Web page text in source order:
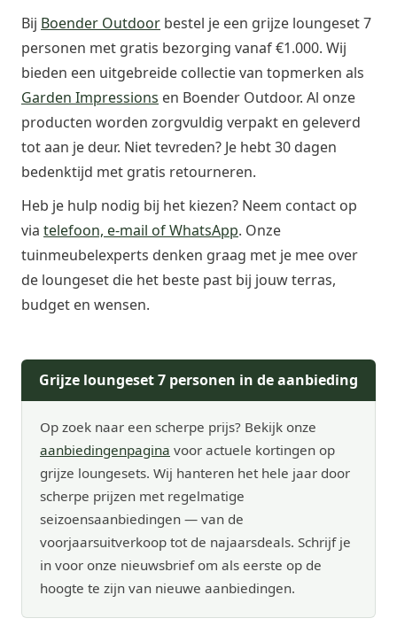
Bij Boender Outdoor bestel je een grijze loungeset 7
personen met gratis bezorging vanaf €1.000. Wij
bieden een uitgebreide collectie van topmerken als
Garden Impressions en Boender Outdoor. Al onze
producten worden zorgvuldig verpakt en geleverd
tot aan je deur. Niet tevreden? Je hebt 30 dagen
bedenktijd met gratis retourneren.
Heb je hulp nodig bij het kiezen? Neem contact op
via telefoon, e-mail of WhatsApp. Onze
tuinmeubelexperts denken graag met je mee over
de loungeset die het beste past bij jouw terras,
budget en wensen.
Grijze loungeset 7 personen in de aanbieding
Op zoek naar een scherpe prijs? Bekijk onze
aanbiedingenpagina voor actuele kortingen op
grijze loungesets. Wij hanteren het hele jaar door
scherpe prijzen met regelmatige
seizoensaanbiedingen — van de
voorjaarsuitverkoop tot de najaarsdeals. Schrijf je
in voor onze nieuwsbrief om als eerste op de
hoogte te zijn van nieuwe aanbiedingen.